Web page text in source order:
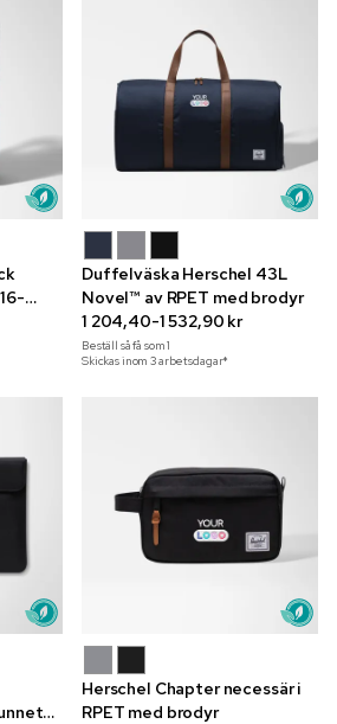
Duffelväska Herschel 43L
Novel™ av RPET med brodyr
1 204,40-1 532,90 kr
Beställ så få som1
Skickas inom 3 arbetsdagar*
Herschel Chapter necessär i
RPET med brodyr